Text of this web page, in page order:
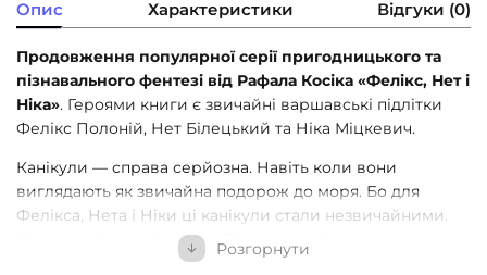
Опис Характеристики Відгуки (0)
Продовження популярної серії пригодницького та
пізнавального фентезі від Рафала Косіка «Фелікс, Нет і
Ніка». Героями книги є звичайні варшавські підлітки
Фелікс Полоній, Нет Білецький та Ніка Міцкевич.
Канікули — справа серйозна. Навіть коли вони
виглядають як звичайна подорож до моря. Бо для
Фелікса, Нета і Ніки ці канікули стали незвичайними.
Кілька разів друзі стояли біля краю прірви, уникаючи
ТМК — теоретично можливої катастрофи — та
Розгорнути